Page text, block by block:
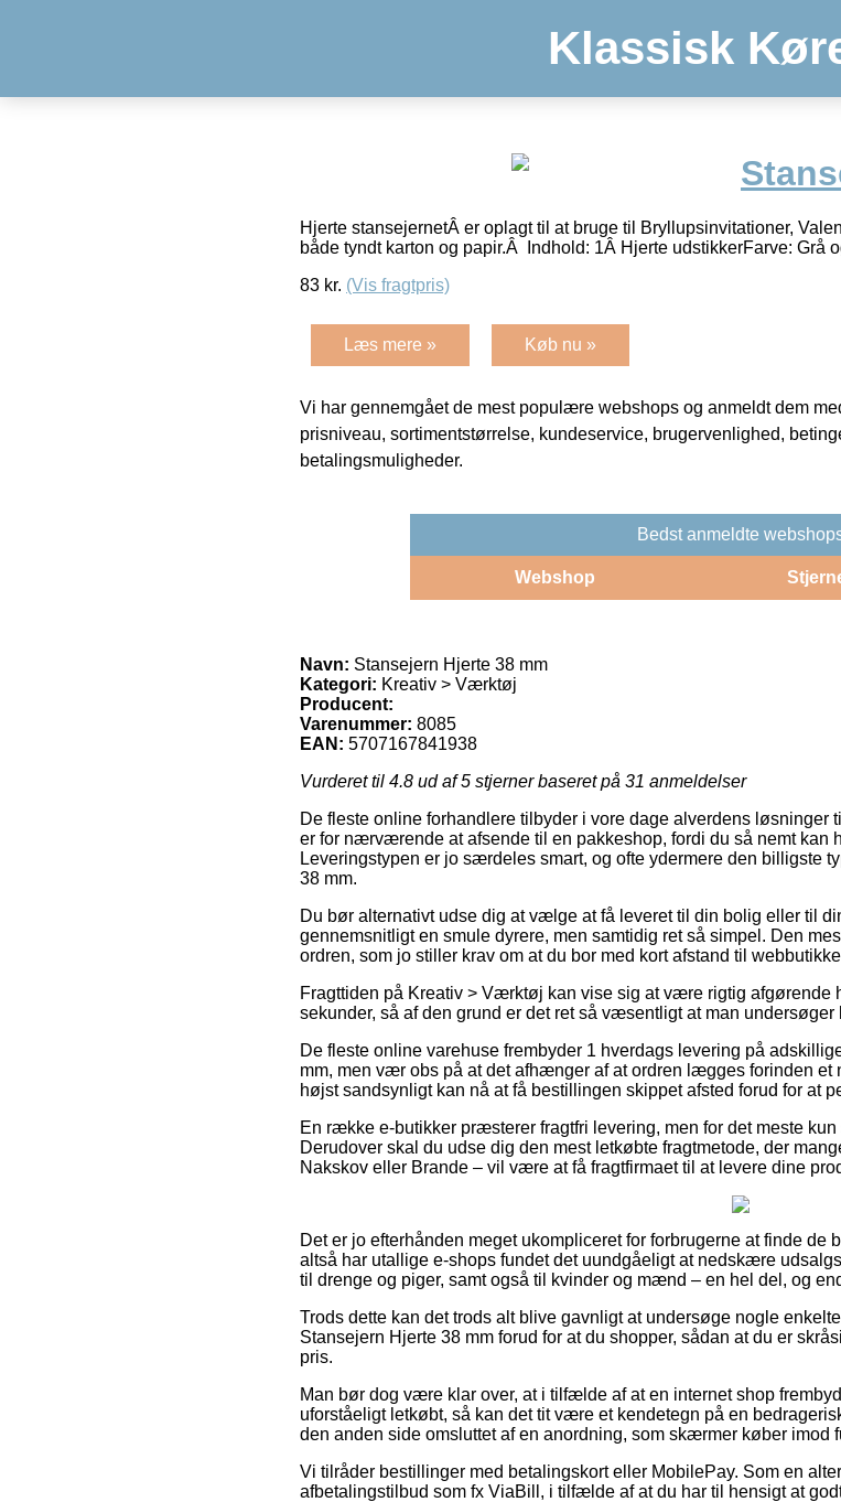
Klassisk
Hjerte stansejernetÂ er oplagt til at bruge til Bryllupsinvitationer,
både tyndt karton og papir.Â Indhold: 1Â Hjerte udstikkerFarve: Grå
83 kr. (Vis fragtpris)
Læs mere » Køb nu »
Vi har gennemgået de mest populære webshops og anmeldt dem
prisniveau, sortimentstørrelse, kundeservice, brugervenlighed,
betalingsmuligheder.
Bedst anmeldte
Webshop
Navn: Stansejern Hjerte 38 mm
Kategori: Kreativ > Værktøj
Producent:
Varenummer: 8085
EAN: 5707167841938
Vurderet til 4.8 ud af 5 stjerner baseret på 31 anmeldelser
De fleste online forhandlere tilbyder i vore dage alverdens
er for nærværende at afsende til en pakkeshop, fordi du så nemt kan
Leveringstypen er jo særdeles smart, og ofte ydermere den billigste
38 mm.
Du bør alternativt udse dig at vælge at få leveret til din bolig eller til
gennemsnitligt en smule dyrere, men samtidig ret så simpel. Den
ordren, som jo stiller krav om at du bor med kort afstand til
Fragttiden på Kreativ > Værktøj kan vise sig at være rigtig afgørende
sekunder, så af den grund er det ret så væsentligt at man
De fleste online varehuse frembyder 1 hverdags levering på
mm, men vær obs på at det afhænger af at ordren lægges forinden et
højst sandsynligt kan nå at få bestillingen skippet afsted forud for at
En række e-butikker præsterer fragtfri levering, men for det meste
Derudover skal du udse dig den mest letkøbte fragtmetode, der
Nakskov eller Brande – vil være at få fragtfirmaet til at levere dine
Det er jo efterhånden meget ukompliceret for forbrugerne at finde de
altså har utallige e-shops fundet det uundgåeligt at nedskære
til drenge og piger, samt også til kvinder og mænd – en hel del, og
Trods dette kan det trods alt blive gavnligt at undersøge nogle
Stansejern Hjerte 38 mm forud for at du shopper, sådan at du er
pris.
Man bør dog være klar over, at i tilfælde af at en internet shop
uforståeligt letkøbt, så kan det tit være et kendetegn på en
den anden side omsluttet af en anordning, som skærmer køber imod
Vi tilråder bestillinger med betalingskort eller MobilePay. Som en
afbetalingstilbud som fx ViaBill, i tilfælde af at du har til hensigt at